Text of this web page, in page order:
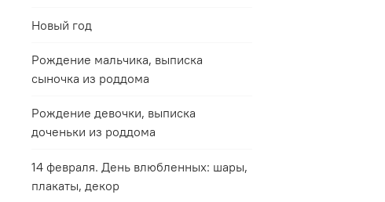
Новый год
Рождение мальчика, выписка
сыночка из роддома
Рождение девочки, выписка
доченьки из роддома
14 февраля. День влюбленных: шары,
плакаты, декор